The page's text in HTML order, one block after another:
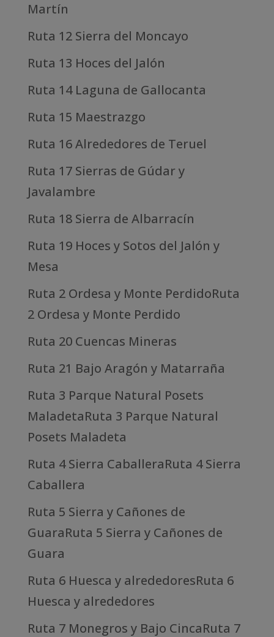
Martín
Ruta 12 Sierra del Moncayo
Ruta 13 Hoces del Jalón
Ruta 14 Laguna de Gallocanta
Ruta 15 Maestrazgo
Ruta 16 Alrededores de Teruel
Ruta 17 Sierras de Gúdar y
Javalambre
Ruta 18 Sierra de Albarracín
Ruta 19 Hoces y Sotos del Jalón y
Mesa
Ruta 2 Ordesa y Monte PerdidoRuta
2 Ordesa y Monte Perdido
Ruta 20 Cuencas Mineras
Ruta 21 Bajo Aragón y Matarraña
Ruta 3 Parque Natural Posets
MaladetaRuta 3 Parque Natural
Posets Maladeta
Ruta 4 Sierra CaballeraRuta 4 Sierra
Caballera
Ruta 5 Sierra y Cañones de
GuaraRuta 5 Sierra y Cañones de
Guara
Ruta 6 Huesca y alrededoresRuta 6
Huesca y alrededores
Ruta 7 Monegros y Bajo CincaRuta 7